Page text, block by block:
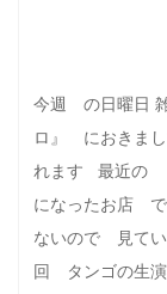
今週 の日曜日
ロ』 におきま
れます 最近の
になったお店
ないので 見てい
回 タンゴの生